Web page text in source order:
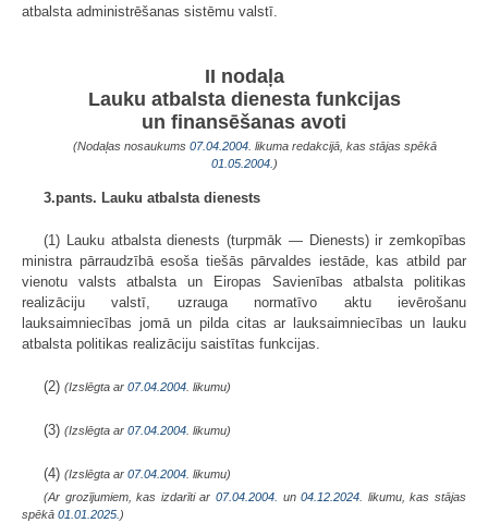
atbalsta administrēšanas sistēmu valstī.
II nodaļa
Lauku atbalsta dienesta funkcijas
un finansēšanas avoti
(Nodaļas nosaukums 07.04.2004. likuma redakcijā, kas stājas spēkā
01.05.2004.)
3.pants. Lauku atbalsta dienests
(1) Lauku atbalsta dienests (turpmāk — Dienests) ir zemkopības
ministra pārraudzībā esoša tiešās pārvaldes iestāde, kas atbild par
vienotu valsts atbalsta un Eiropas Savienības atbalsta politikas
realizāciju valstī, uzrauga normatīvo aktu ievērošanu
lauksaimniecības jomā un pilda citas ar lauksaimniecības un lauku
atbalsta politikas realizāciju saistītas funkcijas.
(2) (Izslēgta ar 07.04.2004. likumu)
(3) (Izslēgta ar 07.04.2004. likumu)
(4) (Izslēgta ar 07.04.2004. likumu)
(Ar grozījumiem, kas izdarīti ar 07.04.2004. un04.12.2024. likumu, kas stājas
spēkā 01.01.2025.)